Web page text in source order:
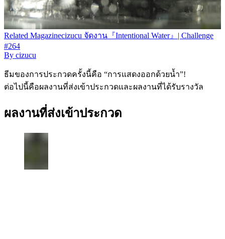
Related Magazinecizucu จัดงาน『Intentional Water』| Challenge
#264
By cizucu
ธีมของการประกวดครั้งนี้คือ “การแสดงออกด้วยน้ำ”!
ต่อไปนี้คือผลงานที่ส่งเข้าประกวดและผลงานที่ได้รับรางวัล
ผลงานที่ส่งเข้าประกวด